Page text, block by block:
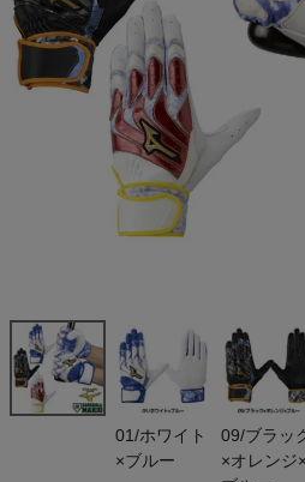
商品が見つからない方はこちら
最近閲覧した商品
クUF バッテ
ィンググロー
ブ 両手用 20
25年秋冬 羊
革 天然皮革
(税込)
01/ホワイト
×ブルー
09/ブラッ
×オレンジ×